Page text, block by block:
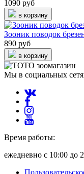
1090 руб
в корзину
Зооник поводок
890 руб
в корзину
Мы в социальных
Время работы:
ежедневно с 10:00 до